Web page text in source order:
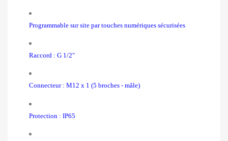
Programmable sur site par touches numériques sécurisées
Raccord : G 1/2"
Connecteur : M12 x 1 (5 broches - mâle)
Protection : IP65